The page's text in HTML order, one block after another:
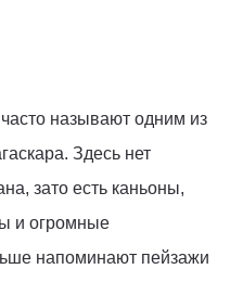
называют одним из
Здесь нет
зато есть каньоны,
и огромные
напоминают пейзажи